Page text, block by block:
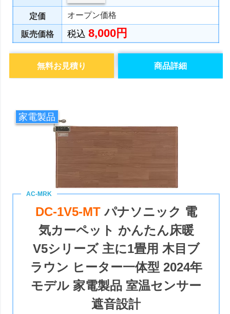
定価 オープン価格
販売価格 税込8,000円
商品詳細
無料お見積り
家電製品
DC-1V5-MTパナソニック 電
気カーペット かんたん床暖
V5シリーズ 主に1畳用 木目ブ
ラウン ヒーター一体型 2024年
モデル 家電製品 室温センサー
遮音設計